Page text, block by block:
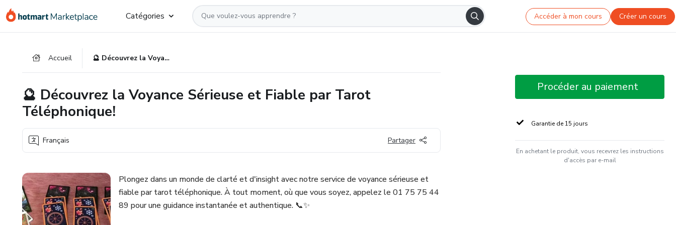
Aller
vers
Procéder
Aller
vers
Catégories Accéder à mon cours Créer un cours
Accueil 🔮 Découvrez la Voyance Sérieuse et Fiable par Tarot Téléphonique!
🔮 Découvrez la Voyance Sérieuse et Fiable par Tarot
Téléphonique!
Français Partager
Plongez dans un monde de clarté et d'insight avec notre service de voyance sérieuse et
fiable par tarot téléphonique. À tout moment, où que vous soyez, appelez le 01 75 75 44
89 pour une guidance instantanée et authentique. 📞✨
Procéder au paiement
Garantie de 15 jours
En achetant le produit, vous recevrez les instructions
d'accès par e-mail